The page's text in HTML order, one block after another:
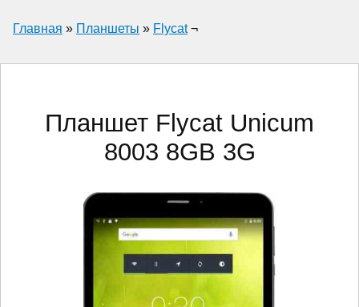
Главная » Планшеты » Flycat¬
Планшет Flycat Unicum
8003 8GB 3G